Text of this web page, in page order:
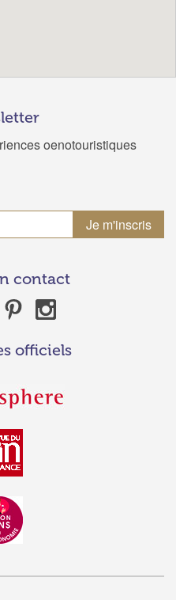
oenotouristiques
contact
officiels